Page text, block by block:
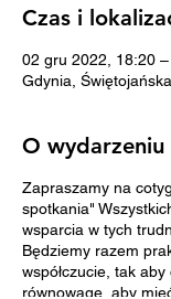
Czas i
02 gru 2022, 18:20
Gdynia,
O wydarzeniu
Zapraszamy na
spotkania"
wsparcia w tych
Będziemy razem
współczucie, tak
równowagę, aby